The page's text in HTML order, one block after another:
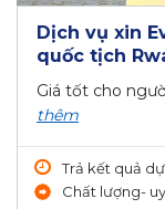
Dịch vụ xin
quốc tịch
Giá tốt cho
thêm
Trả kết quả
Chất lượng-